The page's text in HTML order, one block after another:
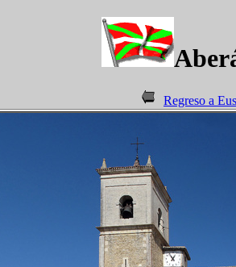
Regreso a